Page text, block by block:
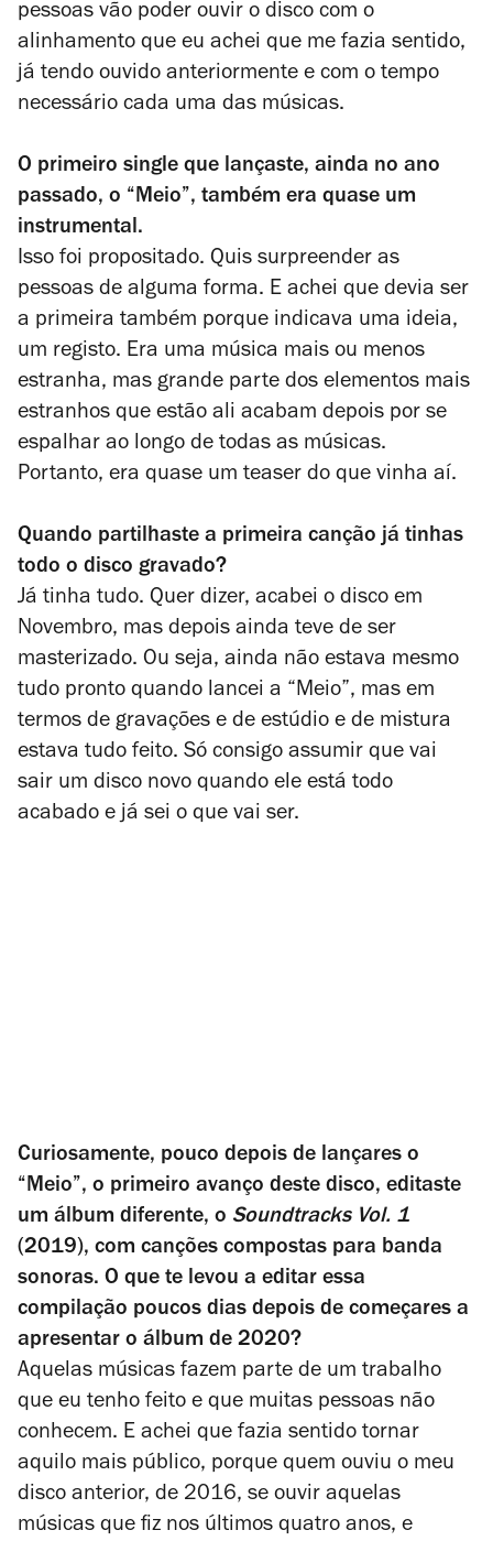
pessoas vão poder ouvir o disco com o
alinhamento que eu achei que me fazia sentido,
já tendo ouvido anteriormente e com o tempo
necessário cada uma das músicas.
O primeiro single que lançaste, ainda no ano
passado, o “Meio”, também era quase um
instrumental.
Isso foi propositado. Quis surpreender as
pessoas de alguma forma. E achei que devia ser
a primeira também porque indicava uma ideia,
um registo. Era uma música mais ou menos
estranha, mas grande parte dos elementos mais
estranhos que estão ali acabam depois por se
espalhar ao longo de todas as músicas.
Portanto, era quase um teaser do que vinha aí.
Quando partilhaste a primeira canção já tinhas
todo o disco gravado?
Já tinha tudo. Quer dizer, acabei o disco em
Novembro, mas depois ainda teve de ser
masterizado. Ou seja, ainda não estava mesmo
tudo pronto quando lancei a “Meio”, mas em
termos de gravações e de estúdio e de mistura
estava tudo feito. Só consigo assumir que vai
sair um disco novo quando ele está todo
acabado e já sei o que vai ser.
Curiosamente, pouco depois de lançares o
“Meio”, o primeiro avanço deste disco, editaste
um álbum diferente, o Soundtracks Vol. 1
(2019), com canções compostas para banda
sonoras. O que te levou a editar essa
compilação poucos dias depois de começares a
apresentar o álbum de 2020?
Aquelas músicas fazem parte de um trabalho
que eu tenho feito e que muitas pessoas não
conhecem. E achei que fazia sentido tornar
aquilo mais público, porque quem ouviu o meu
disco anterior, de 2016, se ouvir aquelas
músicas que fiz nos últimos quatro anos, e